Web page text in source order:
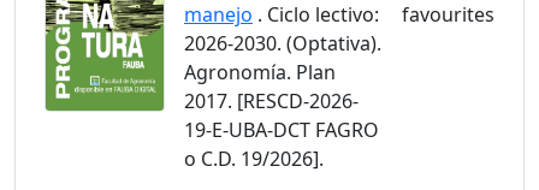
manejo . Ciclo lectivo:
2026-2030. (Optativa).
Agronomía. Plan
2017. [RESCD-2026-
19-E-UBA-DCT FAGRO
o C.D. 19/2026].